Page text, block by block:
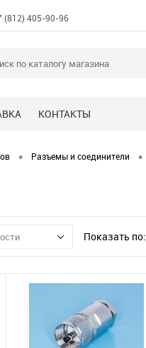
(812) 405-90-96
КОНТАКТЫ
• Разъемы и соединители •
Показать по: